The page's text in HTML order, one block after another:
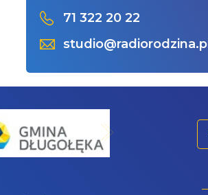
71 322 20 22
studio@radiorodzina.pl